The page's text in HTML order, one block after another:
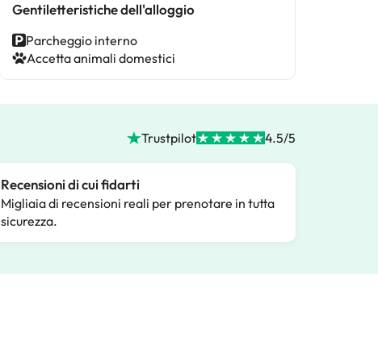
Gentiletteristiche dell'alloggio
Parcheggio interno
Accetta animali domestici
Trustpilot 4.5/5
Recensioni di cui fidarti
Migliaia di recensioni reali per prenotare in tutta
sicurezza.